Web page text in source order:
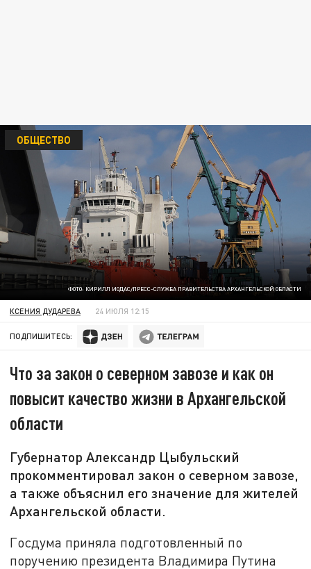
ФОТО: КИРИЛЛ ИОДАС/ПРЕСС-СЛУЖБА ПРАВИТЕЛЬСТВА АРХАНГЕЛЬСКОЙ ОБЛАСТИ
ОБЩЕСТВО
КСЕНИЯ ДУДАРЕВА 24 ИЮЛЯ 12:15
ПОДПИШИТЕСЬ:
Что за закон о северном завозе и как он
повысит качество жизни в Архангельской
области
Губернатор Александр Цыбульский
прокомментировал закон о северном завозе,
а также объяснил его значение для жителей
Архангельской области.
Госдума приняла подготовленный по
поручению президента Владимира Путина